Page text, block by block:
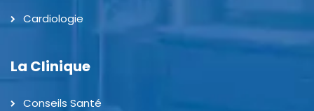
Cardiologie
La Clinique
Conseils Santé